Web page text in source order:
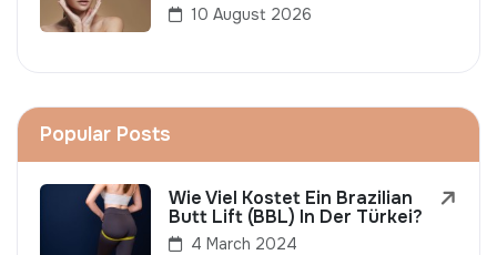
10 August 2026
Popular Posts
Wie Viel Kostet Ein Brazilian
Butt Lift (BBL) In Der Türkei?
4 March 2024